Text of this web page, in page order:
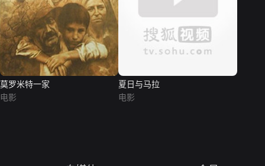
莫罗米特一家
电影
夏日与马拉
电影